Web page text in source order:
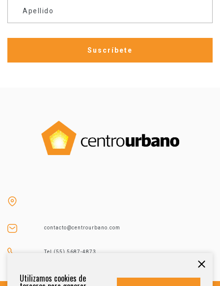
Apellido
contacto@centrourbano.com
Tel (55) 5687-4873
Utilizamos cookies de